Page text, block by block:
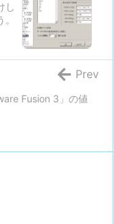
し
Fusion 3」の値
Prev